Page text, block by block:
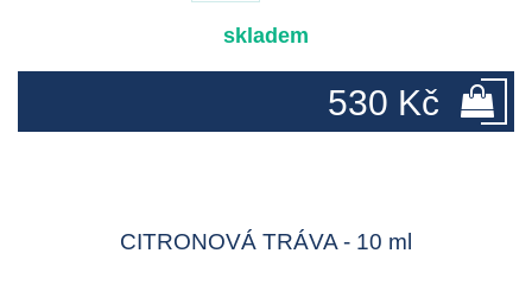
skladem
530 Kč
CITRONOVÁ TRÁVA - 10 ml